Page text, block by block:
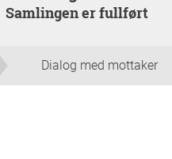
Samlingen er fullført
Dialog med mottaker